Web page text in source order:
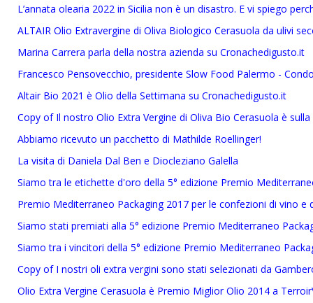
L’annata olearia 2022 in Sicilia non è un disastro. E vi spiego
ALTAIR Olio Extravergine di Oliva Biologico Cerasuola da ulivi
Marina Carrera parla della nostra azienda su Cronachedigusto.it
Francesco Pensovecchio, presidente Slow Food Palermo -
Altair Bio 2021 è Olio della Settimana su Cronachedigusto.it
Copy of Il nostro Olio Extra Vergine di Oliva Bio Cerasuola è
Abbiamo ricevuto un pacchetto di Mathilde Roellinger!
La visita di Daniela Dal Ben e Diocleziano Galella
Siamo tra le etichette d'oro della 5° edizione Premio
Premio Mediterraneo Packaging 2017 per le confezioni di vino e
Siamo stati premiati alla 5° edizione Premio Mediterraneo
Siamo tra i vincitori della 5° edizione Premio Mediterraneo
Copy of I nostri oli extra vergini sono stati selezionati da
Olio Extra Vergine Cerasuola è Premio Miglior Olio 2014 a